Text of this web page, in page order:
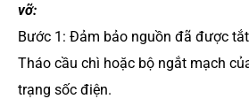
vỡ:
Bước 1: Đảm bảo nguồn đã được
Tháo cầu chì hoặc bộ ngắt mạch
trạng sốc điện.